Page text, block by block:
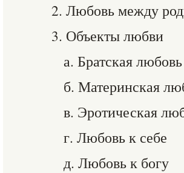
2. Любовь между
3. Объекты любви
а. Братская любовь
б. Материнская
в. Эротическая
г. Любовь к себе
д. Любовь к богу